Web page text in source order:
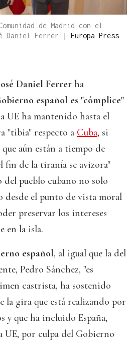
de Madrid con el
Daniel Ferrer
| Europa Press
Daniel Ferrer ha
español es "cómplice"
UE ha mantenido hasta el
"tibia" respecto a Cuba, si
aún están a tiempo de
fin de la tiranía se avizora"
del pueblo cubano no solo
desde el punto de vista moral
preservar los intereses
en la isla.
español, al igual que la del
Pedro Sánchez, "es
castrista, ha sostenido
la gira que está realizando por
y que ha incluido España,
UE, por culpa del Gobierno